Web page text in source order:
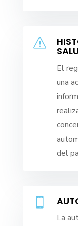
s
El
una
del

La